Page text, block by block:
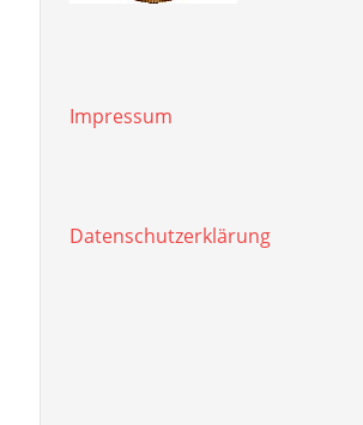
Impressum
Datenschutzerklärung